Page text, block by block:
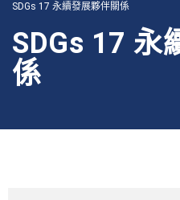
SDGs 17 永續發展夥伴關係
SDGs 17 永
係